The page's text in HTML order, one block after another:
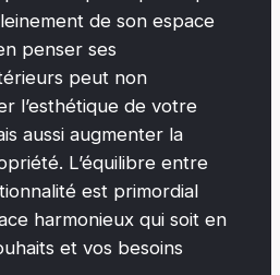
de son espace
penser ses
peut non
l’esthétique de votre
aussi augmenter la
L’équilibre entre
est primordial
harmonieux qui soit en
et vos besoins